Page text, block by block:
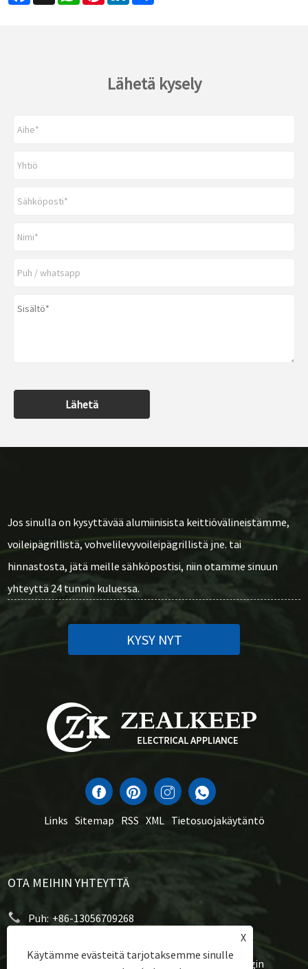
Lähetä kysely
Lähetä
Jos sinulla on kysyttävää alumiinisista keittiövälineistämme,
voileipägrillistä, vohvelilevyvoileipägrillistä jne. tai
hinnastosta, jätä meille sähköpostisi, niin otamme sinuun
yhteyttä 24 tunnin kuluessa.
KYSY NYT
Links Sitemap RSS XML Tietosuojakäytäntö
OTA MEIHIN YHTEYTTÄ
Puh: +86-13056709268
Osoite:
Saint Street, Cixi City ja City City, Zhejiangin
X
Käytämme evästeitä tarjotaksemme sinulle